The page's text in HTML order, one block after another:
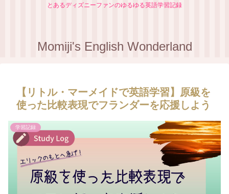
とあるディズニーファンのゆるゆる英語学習記録
Momiji's English Wonderland
【リトル・マーメイドで英語学習】原級を
使った比較表現でフランダーを応援しよう
学習記録